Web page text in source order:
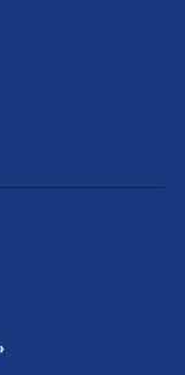
varattu aikaa